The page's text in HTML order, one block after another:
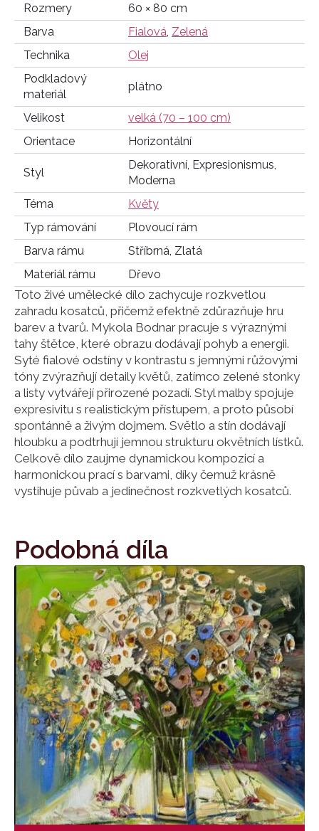
Rozmery
60 × 80 cm
Barva
Fialová Zelená
Technika
Olej
Podkladový
materiál
plátno
Velikost
velká (70 – 100 cm)
Orientace
Horizontální
Styl
Dekorativní, Expresionismus,
Moderna
Téma
Květy
Typ rámování
Plovoucí rám
Barva rámu
Stříbrná, Zlatá
Materiál rámu
Dřevo
Toto živé umělecké dílo zachycuje rozkvetlou
zahradu kosatců, přičemž efektně zdůrazňuje hru
barev a tvarů. Mykola Bodnar pracuje s výraznými
tahy štětce, které obrazu dodávají pohyb a energii.
Syté fialové odstíny v kontrastu s jemnými růžovými
tóny zvýrazňují detaily květů, zatímco zelené stonky
a listy vytvářejí přirozené pozadí. Styl malby spojuje
expresivitu s realistickým přístupem, a proto působí
spontánně a živým dojmem. Světlo a stín dodávají
hloubku a podtrhují jemnou strukturu okvětních lístků.
Celkově dílo zaujme dynamickou kompozicí a
harmonickou prací s barvami, díky čemuž krásně
vystihuje půvab a jedinečnost rozkvetlých kosatců.
Podobná díla